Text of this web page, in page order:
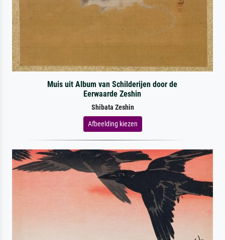
Muis uit Album van Schilderijen door de
Eerwaarde Zeshin
Shibata Zeshin
Afbeelding kiezen